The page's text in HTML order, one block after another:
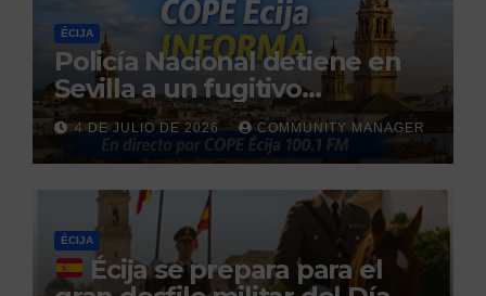
ÉCIJA
Policía Nacional detiene en
Sevilla a un fugitivo
reclamado por narcotráfico
tras no regresar a prisión
durante un permiso
penitenciario
4 DE JULIO DE 2026 COMMUNITY MANAGER
ÉCIJA
Écija se prepara para el